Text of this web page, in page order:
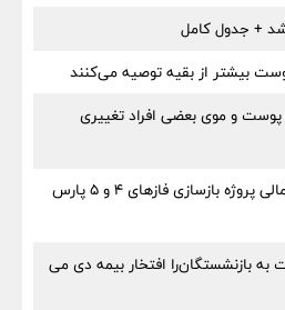
و موی بعضی افراد تغییری
بانک تجارت، تأمین‌کننده مالی پروژه بازسازی فازهای ۴ و ۵ پارس
بازنشستگان‌را افتخار بیمه دی می